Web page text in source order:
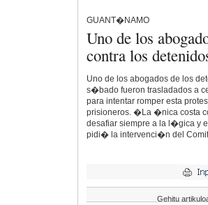
GUANT�NAMO
Uno de los
contra los
Uno de los abogados de los
s�bado fueron trasladados a
para intentar romper esta
prisioneros. �La �nica costa
desafiar siempre a la l�gica y
pidi� la intervenci�n del
Gehitu